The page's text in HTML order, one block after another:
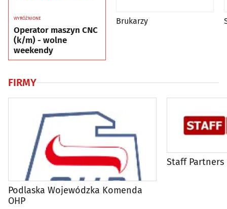
WYRÓŻNIONE
Operator maszyn CNC
(k/m) - wolne
weekendy
Brukarzy
FIRMY
Podlaska Wojewódzka Komenda
OHP
Staff Partners